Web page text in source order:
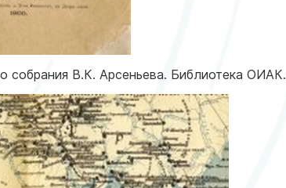
собрания В.К. Арсеньева. Библиотека ОИАК.